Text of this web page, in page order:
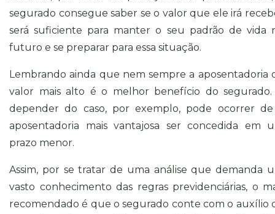
segurado consegue saber se o valor que ele irá
será suficiente para manter o seu padrão de vida
futuro e se preparar para essa situação.
Lembrando ainda que nem sempre a aposentadoria
valor mais alto é o melhor benefício do segurado.
depender do caso, por exemplo, pode ocorrer
aposentadoria mais vantajosa ser concedida em
prazo menor.
Assim, por se tratar de uma análise que demanda
vasto conhecimento das regras previdenciárias, o
recomendado é que o segurado conte com o auxílio